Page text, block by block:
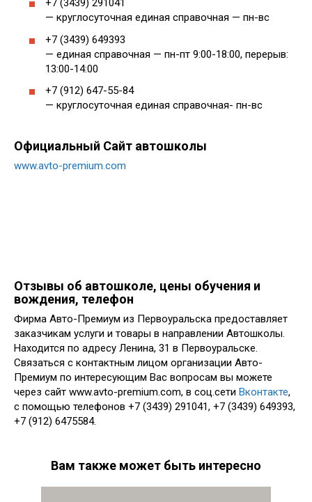
+7 (3439) 291041
— круглосуточная единая справочная — пн-вс
+7 (3439) 649393
— единая справочная — пн-пт 9:00-18:00, перерыв:
13:00-14:00
+7 (912) 647-55-84
— круглосуточная единая справочная- пн-вс
Официальный Сайт автошколы
www.avto-premium.com
Отзывы об автошколе, цены обучения и
вождения, телефон
Фирма Авто-Премиум из Первоуральска предоставляет
заказчикам услуги и товары в направлении Автошколы.
Находится по адресу Ленина, 31 в Первоуральске.
Связаться с контактным лицом организации Авто-
Премиум по интересующим Вас вопросам вы можете
через сайт www.avto-premium.com, в соц.сети Вконтакте,
с помощью телефонов +7 (3439) 291041, +7 (3439) 649393,
+7 (912) 6475584.
Вам также может быть интересно